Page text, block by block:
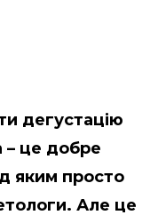
дегустацію
– це добре
яким просто
Але це